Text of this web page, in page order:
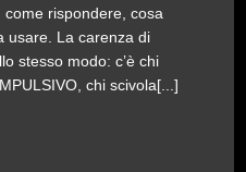
rispondere, cosa
usare. La carenza di
stesso modo: c’è chi
chi scivola[...]